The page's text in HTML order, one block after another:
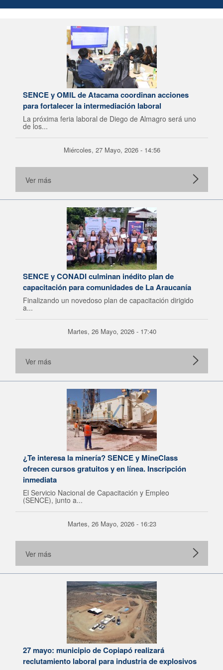
SENCE y OMIL de Atacama coordinan acciones
para fortalecer la intermediación laboral
La próxima feria laboral de Diego de Almagro será uno
de los...
Miércoles, 27 Mayo, 2026 - 14:56
Ver más
SENCE y CONADI culminan inédito plan de
capacitación para comunidades de La Araucanía
Finalizando un novedoso plan de capacitación dirigido
a...
Martes, 26 Mayo, 2026 - 17:40
Ver más
¿Te interesa la minería? SENCE y MineClass
ofrecen cursos gratuitos y en línea. Inscripción
inmediata
El Servicio Nacional de Capacitación y Empleo
(SENCE), junto a...
Martes, 26 Mayo, 2026 - 16:23
Ver más
27 mayo: municipio de Copiapó realizará
reclutamiento laboral para industria de explosivos